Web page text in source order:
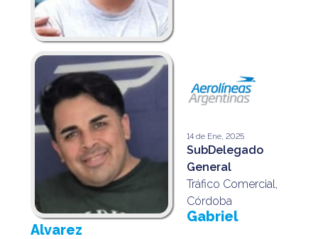
14 de Ene, 2025
SubDelegado
General
Tráfico Comercial,
Córdoba
Gabriel
Alvarez